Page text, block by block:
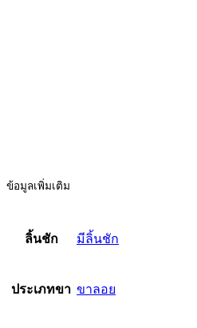
ข้อมูลเพิ่มเติม
ลิ้นชัก มีลิ้นชัก
ประเภทขา ขาลอย